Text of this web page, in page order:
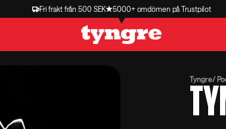
Fri frakt från 500 SEK 5000+ omdömen på Trustpilot
Tyngre